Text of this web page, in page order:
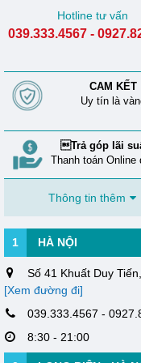
Hotline tư vấn
039.333.4567 -
CAM KẾT
Uy tín là
Trả góp lãi
Thanh toán Online
Thông tin thêm
1 HÀ NỘI
Số 41 Khuất Duy
[Xem đường đi]
039.333.4567 -
8:30 - 21:00